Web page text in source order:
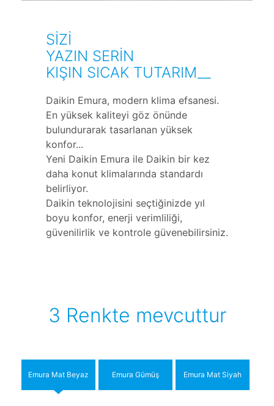
SİZİ
YAZIN SERİN
KIŞIN SICAK TUTARIM__
Daikin Emura, modern klima efsanesi.
En yüksek kaliteyi göz önünde
bulundurarak tasarlanan yüksek
konfor...
Yeni Daikin Emura ile Daikin bir kez
daha konut klimalarında standardı
belirliyor.
Daikin teknolojisini seçtiğinizde yıl
boyu konfor, enerji verimliliği,
güvenilirlik ve kontrole güvenebilirsiniz.
3 Renkte mevcuttur
Emura Mat Beyaz Emura Gümüş Emura Mat Siyah